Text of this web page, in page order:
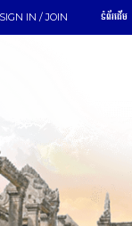
SIGN IN / JOIN ទំព័រដើម